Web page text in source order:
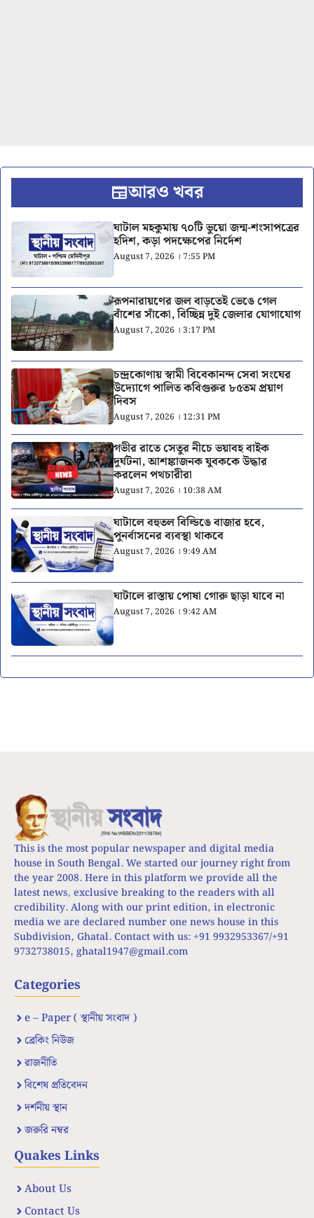
আরও খবর
ঘাটাল মহকুমায় ৭০টি ভুয়ো জন্ম-শংসাপত্রের
হদিশ, কড়া পদক্ষেপের নির্দেশ
August 7, 2026 । 7:55 PM
রূপনারায়ণের জল বাড়তেই ভেঙে গেল
বাঁশের সাঁকো, বিচ্ছিন্ন দুই জেলার যোগাযোগ
August 7, 2026 । 3:17 PM
চন্দ্রকোণায় স্বামী বিবেকানন্দ সেবা সংঘের
উদ্যোগে পালিত কবিগুরুর ৮৫তম প্রয়াণ
দিবস
August 7, 2026 । 12:31 PM
গভীর রাতে সেতুর নীচে ভয়াবহ বাইক
দুর্ঘটনা, আশঙ্কাজনক যুবককে উদ্ধার
করলেন পথচারীরা
August 7, 2026 । 10:38 AM
ঘাটালে বহুতল বিল্ডিঙে বাজার হবে,
পুনর্বাসনের ব্যবস্থা থাকবে
August 7, 2026 । 9:49 AM
ঘাটালে রাস্তায় পোষা গোরু ছাড়া যাবে না
August 7, 2026 । 9:42 AM
This is the most popular newspaper and digital media
house in South Bengal. We started our journey right from
the year 2008. Here in this platform we provide all the
latest news, exclusive breaking to the readers with all
credibility. Along with our print edition, in electronic
media we are declared number one news house in this
Subdivision, Ghatal. Contact with us: +91 9932953367/+91
9732738015, ghatal1947@gmail.com
Categories
e – Paper ( স্থানীয় সংবাদ )
ব্রেকিং নিউজ
রাজনীতি
বিশেষ প্রতিবেদন
দর্শনীয় স্থান
জরুরি নম্বর
Quakes Links
About Us
Contact Us